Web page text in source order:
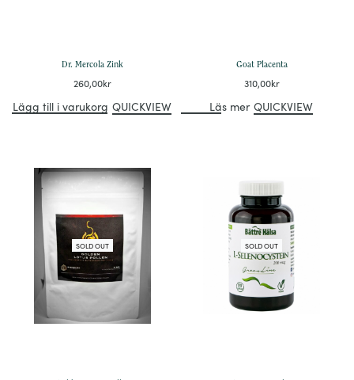
Dr. Mercola Zink
260,00kr
Lägg till i varukorg QUICKVIEW
Goat Placenta
310,00kr
Läs mer QUICKVIEW
SOLD OUT SOLD OUT